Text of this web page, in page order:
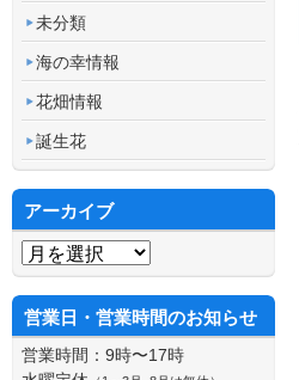
未分類
海の幸情報
花畑情報
誕生花
アーカイブ
アーカイブ
営業日・営業時間のお知らせ
営業時間：9時〜17時